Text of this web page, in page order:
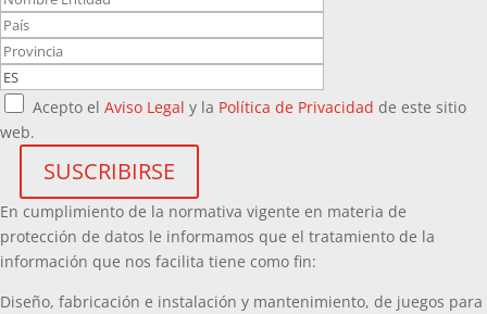
Acepto el Aviso Legal y la Política de Privacidad de este sitio
web.
En cumplimiento de la normativa vigente en materia de
protección de datos le informamos que el tratamiento de la
información que nos facilita tiene como fin:
Diseño, fabricación e instalación y mantenimiento, de juegos para